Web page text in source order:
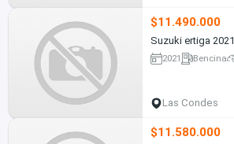
$11.490.000
Suzuki ertiga 2021
2021 Bencina
Las Condes
$11.580.000